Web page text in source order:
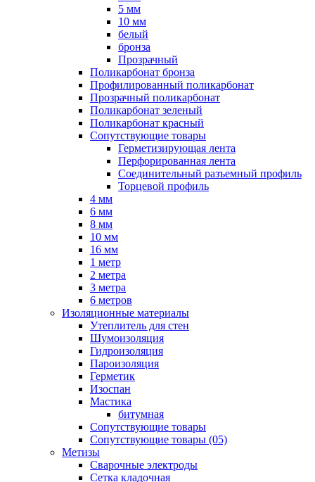
5 мм
10 мм
белый
бронза
Прозрачный
Поликарбонат бронза
Профилированный поликарбонат
Прозрачный поликарбонат
Поликарбонат зеленый
Поликарбонат красный
Сопутствующие товары
Герметизирующая лента
Перфорированная лента
Соединительный разъемный профиль
Торцевой профиль
4 мм
6 мм
8 мм
10 мм
16 мм
1 метр
2 метра
3 метра
6 метров
Изоляционные материалы
Утеплитель для стен
Шумоизоляция
Гидроизоляция
Пароизоляция
Герметик
Изоспан
Мастика
битумная
Сопутствующие товары
Сопутствующие товары (05)
Метизы
Сварочные электроды
Сетка кладочная